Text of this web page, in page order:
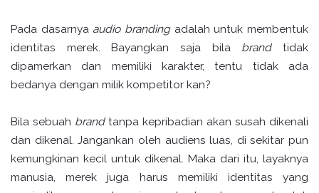
Pada dasarnya audio brandingadalah untuk membentuk
identitas merek. Bayangkan saja bila brandtidak
dipamerkan dan memiliki karakter, tentu tidak ada
bedanya dengan milik kompetitor kan?
Bila sebuah brand tanpa kepribadian akan susah dikenali
dan dikenal. Jangankan oleh audiens luas, di sekitar pun
kemungkinan kecil untuk dikenal. Maka dari itu, layaknya
manusia, merek juga harus memiliki identitas yang